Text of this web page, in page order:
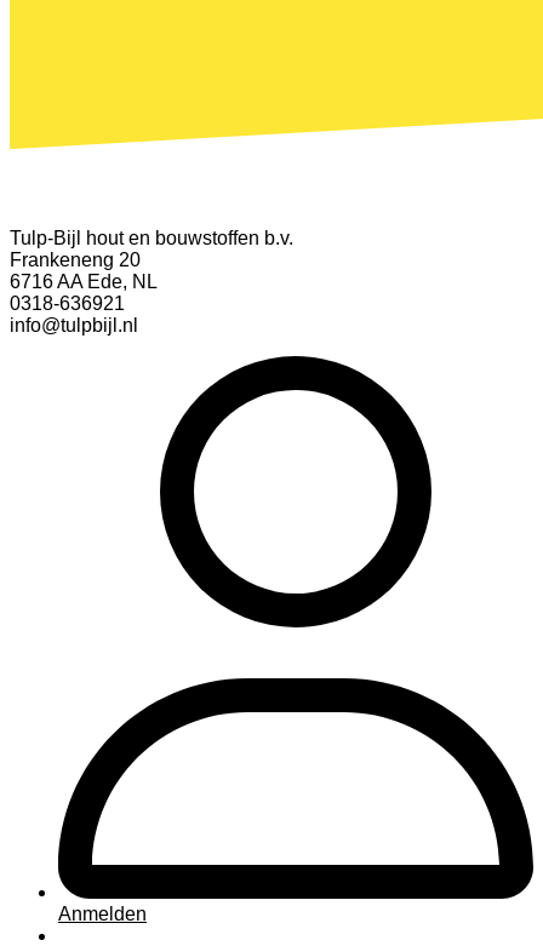
Tulp-Bijl hout en bouwstoffen b.v.
Frankeneng 20
6716 AA Ede, NL
0318-636921
info@tulpbijl.nl
Anmelden